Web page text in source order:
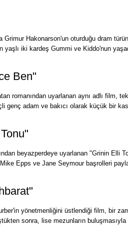
Grimur Hakonarson'un oturduğu dram
yaşlı iki kardeş Gummi ve Kiddo'nun
Ben"
romanından uyarlanan aynı adlı film,
genç adam ve bakıcı olarak küçük bir
beyazperdeye uyarlanan "Grinin Elli
Epps ve Jane Seymour başrolleri
yönetmenliğini üstlendiği film, bir
sonra, lise mezunların